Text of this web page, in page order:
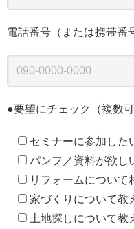
電話番号（または携帯
●要望にチェック（複数可
セミナーに参加した
パンフ／資料が欲し
リフォームについて
家づくりについて教
土地探しについて教